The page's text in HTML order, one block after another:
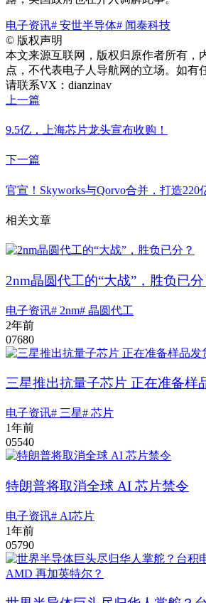
电子资讯# 安世半导体# 闻泰科技
© 版权声明
本文来源互联网，版权归原作者所有，
点，不代表电子人导航网的立场。如有
请联系VX：dianzinav
上一篇
9.5亿，上海芯片龙头宣布收购！
下一篇
官宣！Skyworks与Qorvo合并，打造220
相关文章
2nm晶圆代工的“大战”，胜负已分
电子资讯# 2nm# 晶圆代工
2年前
07680
三星推出抗量子芯片 正在准备样
电子资讯# 三星# 芯片
1年前
05540
特朗普将取消全球 AI 芯片禁令
电子资讯# AI芯片
1年前
05790